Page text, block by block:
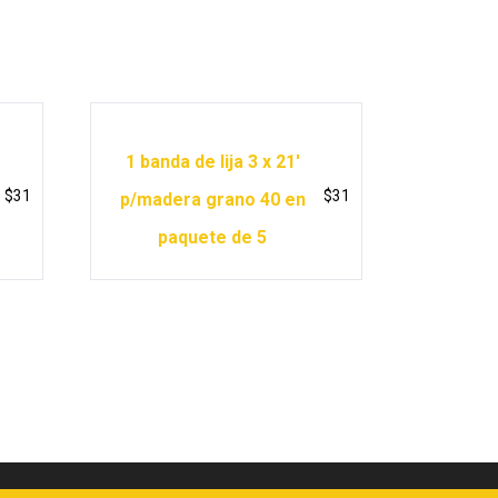
$31
1 banda de lija 3 x 21′
p/madera grano 40 en
paquete de 5
$31